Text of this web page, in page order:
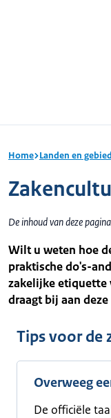
Home Landen en
De inhoud van deze
Wilt u weten hoe
praktische do's-
zakelijke etiquette
draagt bij aan
Tips voor de
Overweeg
De officiële